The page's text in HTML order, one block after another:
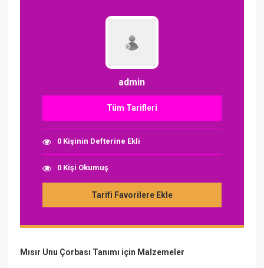
admin
Tüm Tarifleri
0 Kişinin Defterine Ekli
0 Kişi Okumuş
Tarifi Favorilere Ekle
Mısır Unu Çorbası Tanımı için Malzemeler